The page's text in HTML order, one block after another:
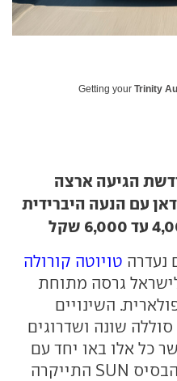
Getting your Trinity
הגיעה ארצה
עם הנעה היברידית
נעדרה טויוטה קורולה
גרסה מתוחת
השינויים
שונה ושדרוגים
כל אלו באו יחד עם
SUN התייקרה